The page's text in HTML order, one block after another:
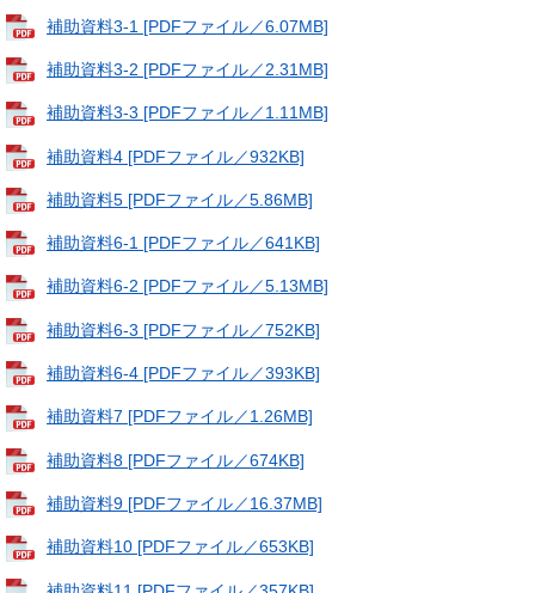
補助資料3-1 [PDFファイル／6.07MB]
補助資料3-2 [PDFファイル／2.31MB]
補助資料3-3 [PDFファイル／1.11MB]
補助資料4 [PDFファイル／932KB]
補助資料5 [PDFファイル／5.86MB]
補助資料6-1 [PDFファイル／641KB]
補助資料6-2 [PDFファイル／5.13MB]
補助資料6-3 [PDFファイル／752KB]
補助資料6-4 [PDFファイル／393KB]
補助資料7 [PDFファイル／1.26MB]
補助資料8 [PDFファイル／674KB]
補助資料9 [PDFファイル／16.37MB]
補助資料10 [PDFファイル／653KB]